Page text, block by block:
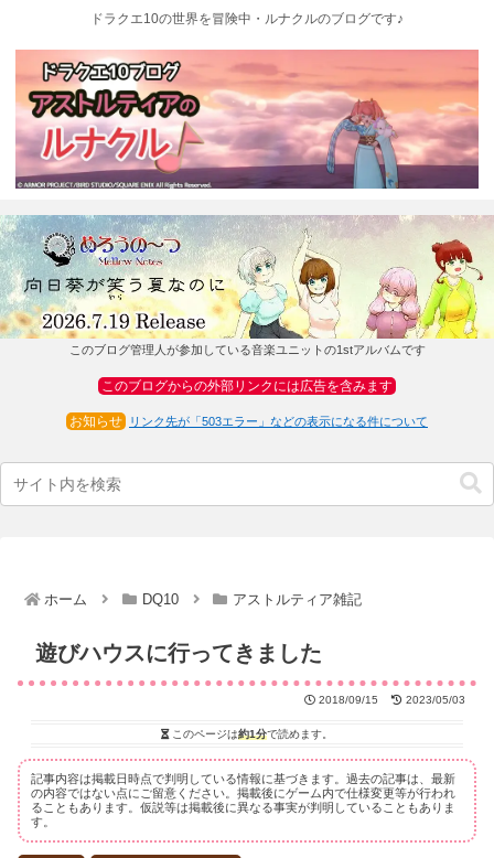
ドラクエ10の世界を冒険中・ルナクルのブログです♪
このブログ管理人が参加している音楽ユニットの1stアルバムです
このブログからの外部リンクには広告を含みます
お知らせ リンク先が「503エラー」などの表示になる件について
ホーム DQ10 アストルティア雑記
遊びハウスに行ってきました
2018/09/15 2023/05/03
このページは約1分で読めます。
記事内容は掲載日時点で判明している情報に基づきます。過去の記事は、最新
の内容ではない点にご留意ください。掲載後にゲーム内で仕様変更等が行われ
ることもあります。仮説等は掲載後に異なる事実が判明していることもありま
す。